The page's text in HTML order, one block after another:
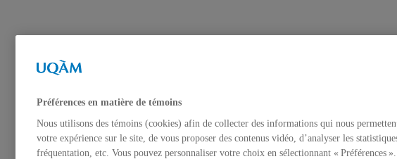
Préférences en matière de témoins
Nous utilisons des témoins (cookies) afin de collecter des informations qui nous
votre expérience sur le site, de vous proposer des contenus vidéo, d’analyser les
fréquentation, etc. Vous pouvez personnaliser votre choix en sélectionnant « Préférences ».